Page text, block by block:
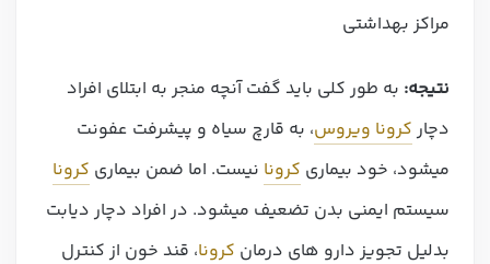
مراکز بهداشتی
نتیجه: به طور کلی باید گفت آنچه منجر به ابتلای افراد
دچار کرونا ویروس، به قارچ سیاه و پیشرفت عفونت
میشود، خود بیماری کرونا نیست. اما ضمن بیماری کرونا
سیستم ایمنی بدن تضعیف میشود. در افراد دچار دیابت
بدلیل تجویز دارو های درمان کرونا، قند خون از کنترل